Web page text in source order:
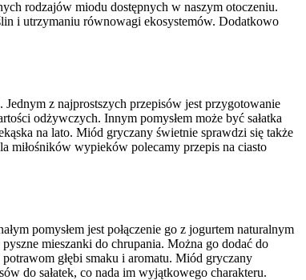
rodzajów miodu dostępnych w naszym otoczeniu.
i utrzymaniu równowagi ekosystemów. Dodatkowo
z najprostszych przepisów jest przygotowanie
odżywczych. Innym pomysłem może być sałatka
na lato. Miód gryczany świetnie sprawdzi się także
miłośników wypieków polecamy przepis na ciasto
pomysłem jest połączenie go z jogurtem naturalnym
mieszanki do chrupania. Można go dodać do
głębi smaku i aromatu. Miód gryczany
do sałatek, co nada im wyjątkowego charakteru.